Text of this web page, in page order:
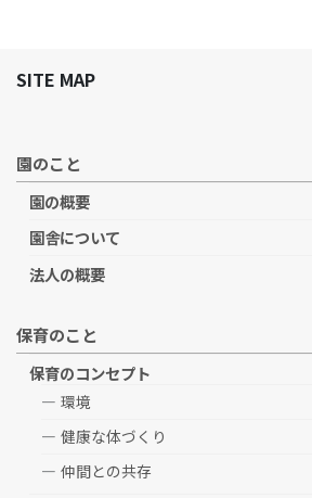
SITE MAP
園のこと
園の概要
園舎について
法人の概要
保育のこと
保育のコンセプト
環境
健康な体づくり
仲間との共存